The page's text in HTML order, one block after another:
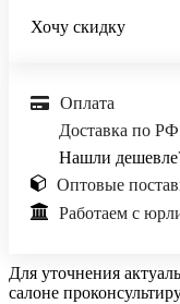
Хочу скидку
Оплата
Доставка по РФ
Нашли
Оптовые
Работаем с
Для уточнения
салоне